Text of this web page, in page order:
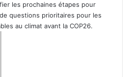
les prochaines étapes pour
questions prioritaires pour les
au climat avant la COP26.